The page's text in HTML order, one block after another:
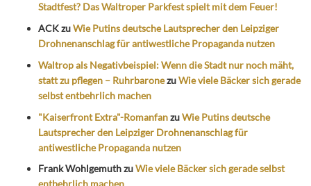
Stadtfest? Das Waltroper Parkfest spielt mit dem Feuer!
ACKzuWie Putins deutsche Lautsprecher den Leipziger
Drohnenanschlag für antiwestliche Propaganda nutzen
Waltrop als Negativbeispiel: Wenn die Stadt nur noch mäht,
statt zu pflegen – RuhrbaronezuWie viele Bäcker sich gerade
selbst entbehrlich machen
"Kaiserfront Extra"-RomanfanzuWie Putins deutsche
Lautsprecher den Leipziger Drohnenanschlag für
antiwestliche Propaganda nutzen
Frank WohlgemuthzuWie viele Bäcker sich gerade selbst